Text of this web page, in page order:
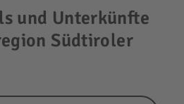
und Unterkünfte
Südtiroler